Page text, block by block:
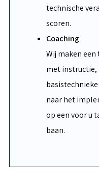
technische
scoren.
Coaching
Wij maken
met instructie,
naar het
op een voor u
baan.